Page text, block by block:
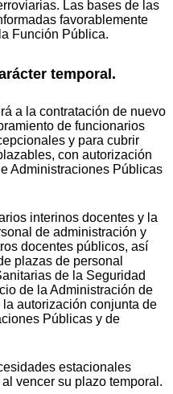
Las bases de las
favorablemente
Función Pública.
temporal.
a la contratación de nuevo
de funcionarios
y para cubrir
con autorización
Administraciones Públicas
interinos docentes y la
de administración y
docentes públicos, así
plazas de personal
de la Seguridad
de la Administración de
autorización conjunta de
Públicas y de
estacionales
vencer su plazo temporal.